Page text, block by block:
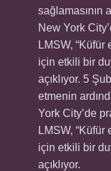
sağlamasının
New York
LMSW,
için etkili bir
açıklıyor. 5
etmenin
York City’de
LMSW,
için etkili bir
açıklıyor.